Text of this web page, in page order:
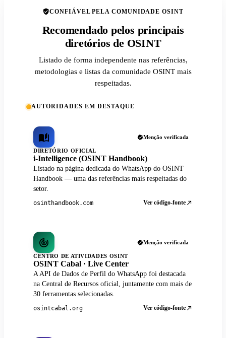
CONFIÁVEL PELA COMUNIDADE OSINT
Recomendado pelos principais
diretórios de OSINT
Listado de forma independente nas referências,
metodologias e listas da comunidade OSINT mais
respeitadas.
AUTORIDADES EM DESTAQUE
Menção verificada
DIRETÓRIO OFICIAL
i-Intelligence (OSINT Handbook)
Listado na página dedicada do WhatsApp do OSINT
Handbook — uma das referências mais respeitadas do
setor.
osinthandbook.com Ver código-fonte
Menção verificada
CENTRO DE ATIVIDADES OSINT
OSINT Cabal · Live Center
A API de Dados de Perfil do WhatsApp foi destacada
na Central de Recursos oficial, juntamente com mais de
30 ferramentas selecionadas.
osintcabal.org Ver código-fonte